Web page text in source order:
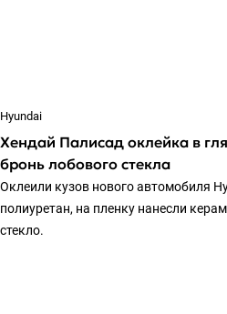
Hyundai
Хендай Палисад оклейка в
бронь лобового стекла
Оклеили кузов нового автомобиля
полиуретан, на пленку нанесли
стекло.